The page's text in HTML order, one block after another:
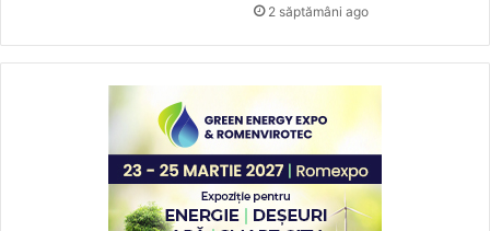
2 săptămâni ago